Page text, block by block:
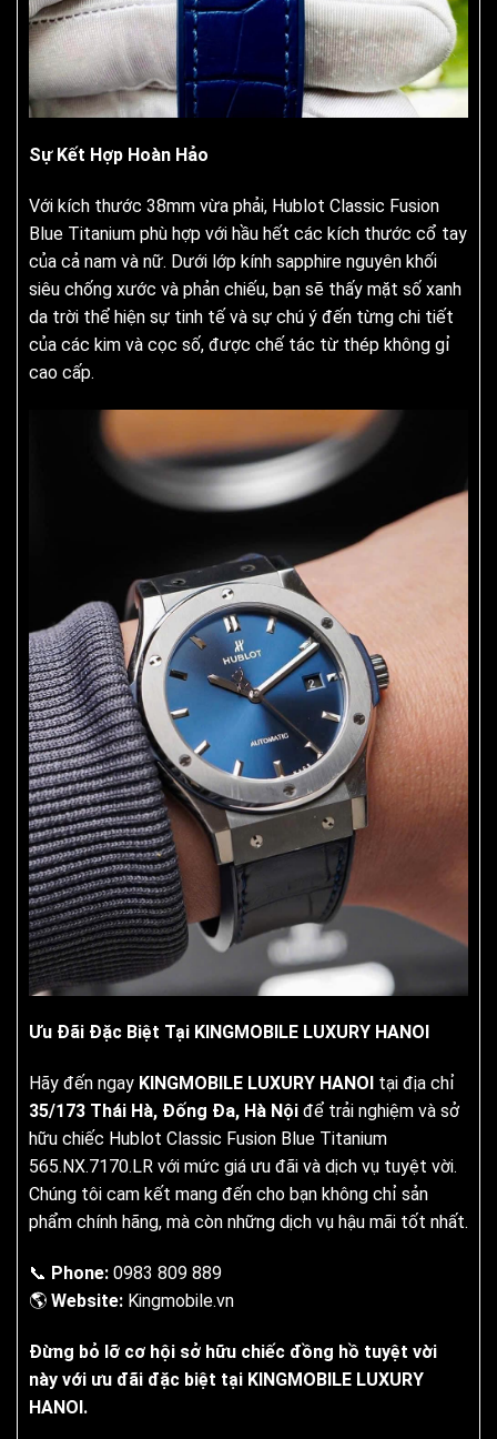
Sự Kết Hợp Hoàn Hảo
Với kích thước 38mm vừa phải, Hublot Classic Fusion
Blue Titanium phù hợp với hầu hết các kích thước cổ tay
của cả nam và nữ. Dưới lớp kính sapphire nguyên khối
siêu chống xước và phản chiếu, bạn sẽ thấy mặt số xanh
da trời thể hiện sự tinh tế và sự chú ý đến từng chi tiết
của các kim và cọc số, được chế tác từ thép không gỉ
cao cấp.
Ưu Đãi Đặc Biệt Tại KINGMOBILE LUXURY HANOI
Hãy đến ngay KINGMOBILE LUXURY HANOI tại địa chỉ
35/173 Thái Hà, Đống Đa, Hà Nội để trải nghiệm và sở
hữu chiếc Hublot Classic Fusion Blue Titanium
565.NX.7170.LR với mức giá ưu đãi và dịch vụ tuyệt vời.
Chúng tôi cam kết mang đến cho bạn không chỉ sản
phẩm chính hãng, mà còn những dịch vụ hậu mãi tốt nhất.
📞 Phone: 0983 809 889
🌎 Website: Kingmobile.vn
Đừng bỏ lỡ cơ hội sở hữu chiếc đồng hồ tuyệt vời
này với ưu đãi đặc biệt tại KINGMOBILE LUXURY
HANOI.